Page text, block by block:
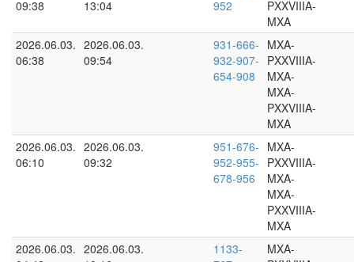
09:38
13:04
952
PXXVIIIA-
MXA
2026.06.03.
06:38
2026.06.03.
09:54
931-666-
932-907-
654-908
MXA-
PXXVIIIA-
MXA-
MXA-
PXXVIIIA-
MXA
2026.06.03.
06:10
2026.06.03.
09:32
951-676-
952-955-
678-956
MXA-
PXXVIIIA-
MXA-
MXA-
PXXVIIIA-
MXA
2026.06.03. 2026.06.03.
1133-
MXA-